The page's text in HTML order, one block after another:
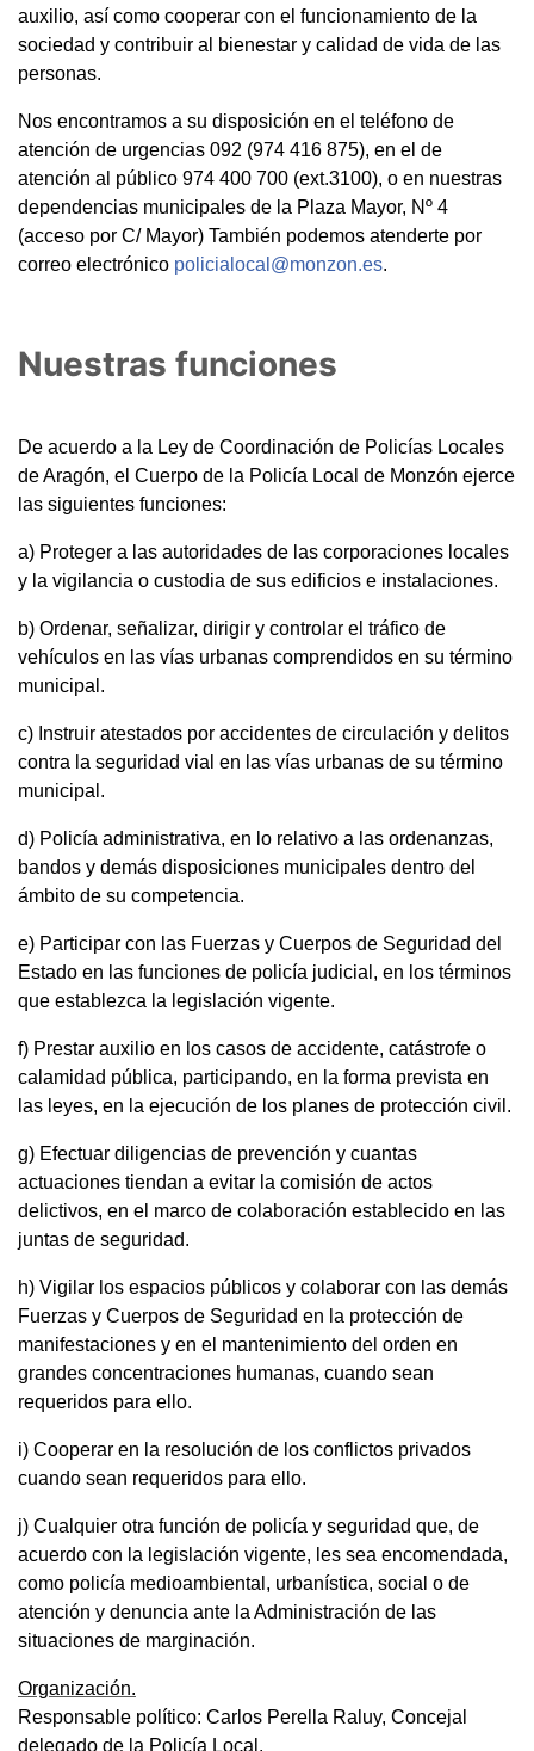
auxilio, así como cooperar con el funcionamiento de la
sociedad y contribuir al bienestar y calidad de vida de las
personas.
Nos encontramos a su disposición en el teléfono de
atención de urgencias 092 (974 416 875), en el de
atención al público 974 400 700 (ext.3100), o en nuestras
dependencias municipales de la Plaza Mayor, Nº 4
(acceso por C/ Mayor) También podemos atenderte por
correo electrónico policialocal@monzon.es.
Nuestras funciones
De acuerdo a la Ley de Coordinación de Policías Locales
de Aragón, el Cuerpo de la Policía Local de Monzón ejerce
las siguientes funciones:
a) Proteger a las autoridades de las corporaciones locales
y la vigilancia o custodia de sus edificios e instalaciones.
b) Ordenar, señalizar, dirigir y controlar el tráfico de
vehículos en las vías urbanas comprendidos en su término
municipal.
c) Instruir atestados por accidentes de circulación y delitos
contra la seguridad vial en las vías urbanas de su término
municipal.
d) Policía administrativa, en lo relativo a las ordenanzas,
bandos y demás disposiciones municipales dentro del
ámbito de su competencia.
e) Participar con las Fuerzas y Cuerpos de Seguridad del
Estado en las funciones de policía judicial, en los términos
que establezca la legislación vigente.
f) Prestar auxilio en los casos de accidente, catástrofe o
calamidad pública, participando, en la forma prevista en
las leyes, en la ejecución de los planes de protección civil.
g) Efectuar diligencias de prevención y cuantas
actuaciones tiendan a evitar la comisión de actos
delictivos, en el marco de colaboración establecido en las
juntas de seguridad.
h) Vigilar los espacios públicos y colaborar con las demás
Fuerzas y Cuerpos de Seguridad en la protección de
manifestaciones y en el mantenimiento del orden en
grandes concentraciones humanas, cuando sean
requeridos para ello.
i) Cooperar en la resolución de los conflictos privados
cuando sean requeridos para ello.
j) Cualquier otra función de policía y seguridad que, de
acuerdo con la legislación vigente, les sea encomendada,
como policía medioambiental, urbanística, social o de
atención y denuncia ante la Administración de las
situaciones de marginación.
Organización.
Responsable político: Carlos Perella Raluy, Concejal
delegado de la Policía Local.